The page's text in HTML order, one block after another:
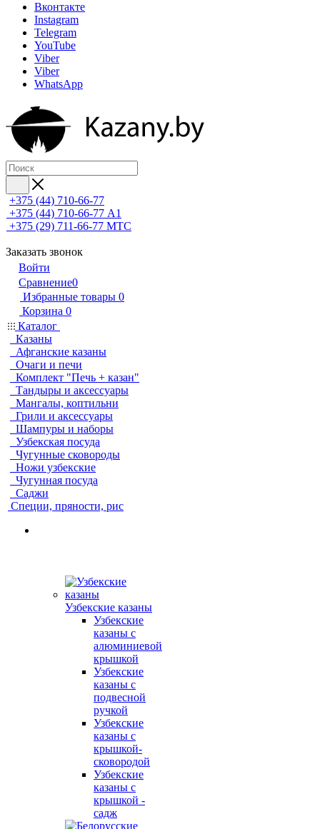
Вконтакте
Instagram
Telegram
YouTube
Viber
Viber
WhatsApp
+375 (44) 710-66-77
+375 (44) 710-66-77 А1
+375 (29) 711-66-77 МТС
Заказать звонок
Войти
Сравнение0
Избранные товары 0
Корзина 0
Каталог
Казаны
Афганские казаны
Очаги и печи
Комплект "Печь + казан"
Тандыры и аксессуары
Мангалы, коптильни
Грили и аксессуары
Шампуры и наборы
Узбекская посуда
Чугунные сковороды
Ножи узбекские
Чугунная посуда
Саджи
Специи, пряности, рис
Узбекские казаны
Узбекские
казаны с
алюминиевой
крышкой
Узбекские
казаны с
подвесной
ручкой
Узбекские
казаны с
крышкой-
сковородой
Узбекские
казаны с
крышкой -
садж